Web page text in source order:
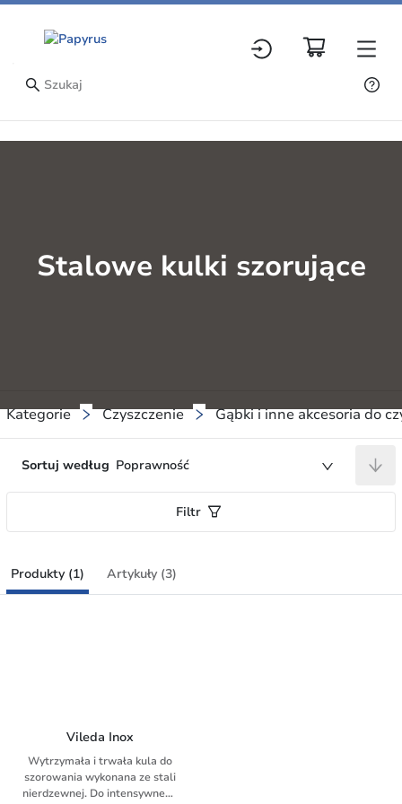
Stalowe kulki szorujące
Kategorie Czyszczenie Gąbki i inne akcesoria do
Sortuj według Poprawność
Filtr
Produkty (1) Artykuły (3)
Vileda Inox
Wytrzymała i trwała kula do
szorowania wykonana ze stali
nierdzewnej. Do intensywnego